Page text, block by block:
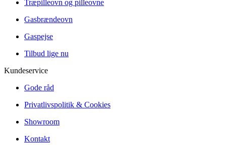
Træpilleovn og pilleovne
Gasbrændeovn
Gaspejse
Tilbud lige nu
Kundeservice
Gode råd
Privatlivspolitik & Cookies
Showroom
Kontakt